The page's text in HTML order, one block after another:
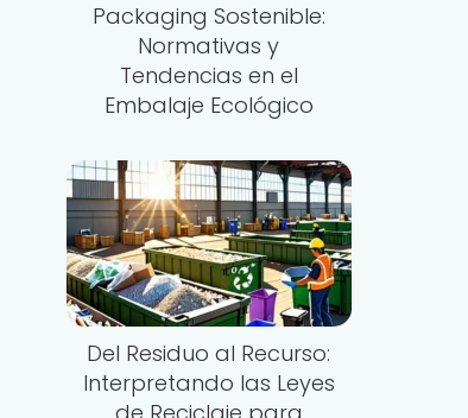
Packaging Sostenible:
Normativas y
Tendencias en el
Embalaje Ecológico
Del Residuo al Recurso:
Interpretando las Leyes